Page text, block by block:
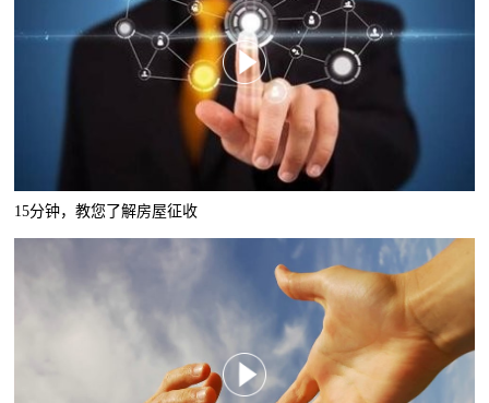
15分钟，教您了解房屋征收